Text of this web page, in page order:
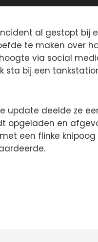
al gestopt bij
te maken over
via social
sta bij een
update deelde ze
opgeladen en
een flinke knipoog